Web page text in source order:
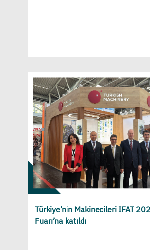
Türkiye’nin Makinecileri IFAT
Fuarı’na katıldı